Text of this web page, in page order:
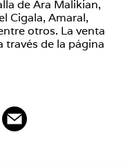
de Ara Malikian,
Cigala, Amaral,
otros. La venta
través de la página